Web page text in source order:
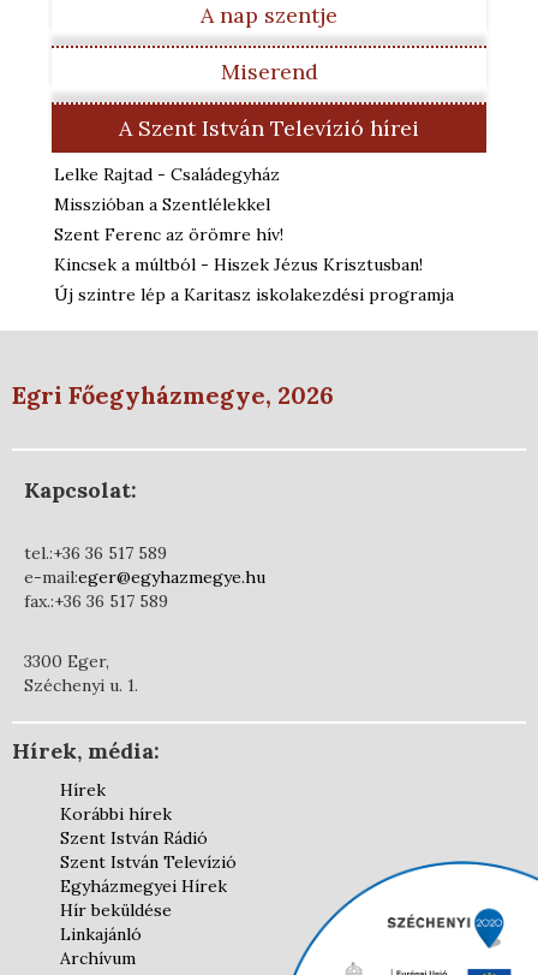
A nap szentje
Miserend
A Szent István Televízió hírei
Lelke Rajtad - Családegyház
Misszióban a Szentlélekkel
Szent Ferenc az örömre hív!
Kincsek a múltból - Hiszek Jézus Krisztusban!
Új szintre lép a Karitasz iskolakezdési programja
Egri Főegyházmegye, 2026
Kapcsolat:
tel.:+36 36 517 589
e-mail:eger@egyhazmegye.hu
fax.:+36 36 517 589
3300 Eger,
Széchenyi u. 1.
Hírek, média:
Hírek
Korábbi hírek
Szent István Rádió
Szent István Televízió
Egyházmegyei Hírek
Hír beküldése
Linkajánló
Archívum